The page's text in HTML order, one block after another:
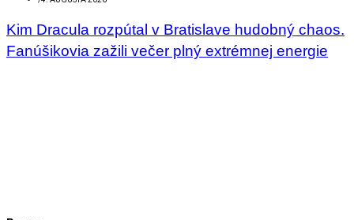
Kim Dracula rozpútal v Bratislave hudobný chaos.
Fanúšikovia zažili večer plný extrémnej energie